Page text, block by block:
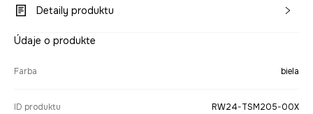
Detaily produktu
Údaje o produkte
Farba biela
ID produktu RW24-TSM205-00X